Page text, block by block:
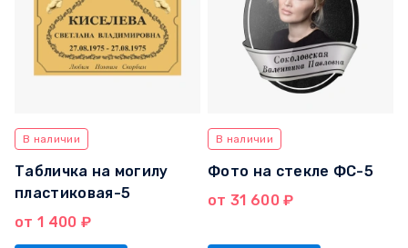
В наличии
Табличка на могилу
пластиковая-5
от 1 400 ₽
В наличии
Фото на стекле ФС-5
от 31 600 ₽